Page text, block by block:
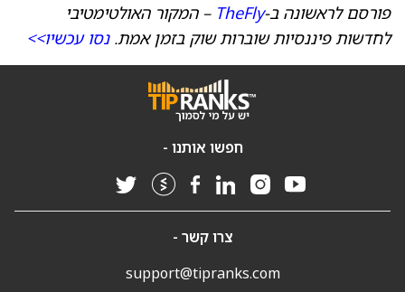
פורסם לראשונה ב-TheFly – המקור האולטימטיבי
לחדשות פיננסיות שוברות שוק בזמן אמת.נסו עכשיו>>
חפשו אותנו -
צרו קשר -
support@tipranks.com